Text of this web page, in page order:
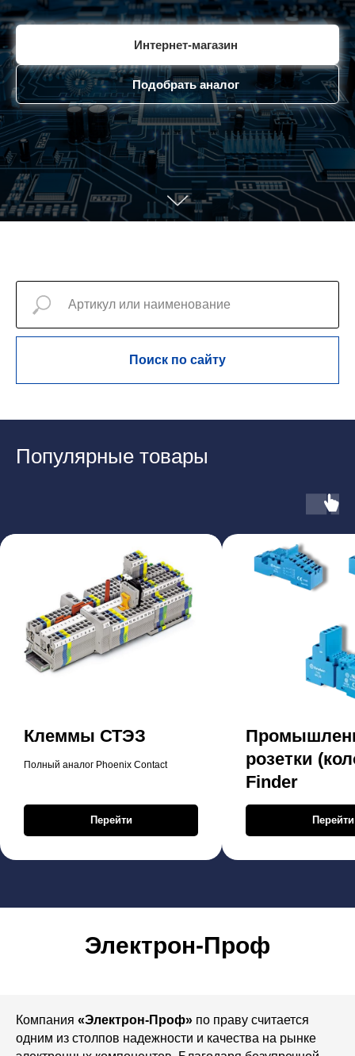
Интернет-магазин
Подобрать аналог
Поиск по сайту
Популярные товары
Клеммы СТЭЗ
Полный аналог Phoenix Contact
Перейти
розетки
Finder
Перейти
Электрон-Проф
Компания «Электрон-Проф» по праву считается
одним из столпов надежности и качества на рынке